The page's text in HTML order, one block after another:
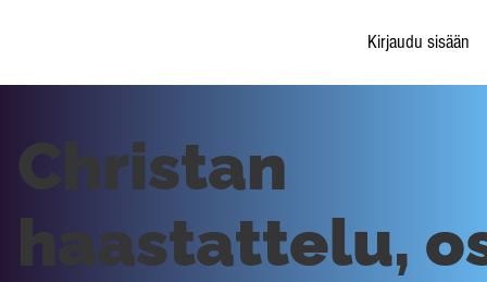
Kirjaudu sisään
Christan
haastattelu,